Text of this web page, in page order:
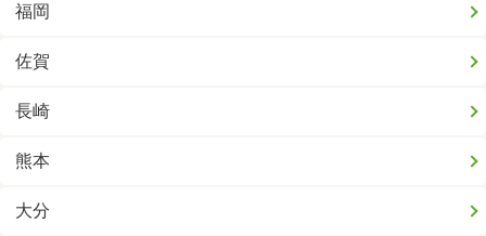
福岡
佐賀
長崎
熊本
大分